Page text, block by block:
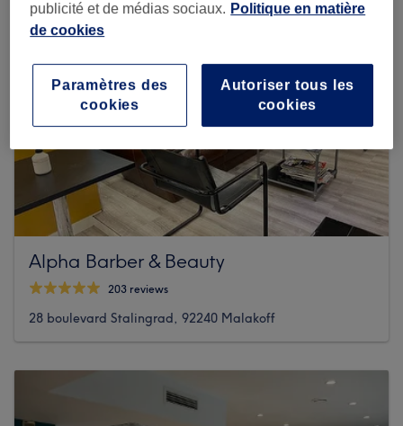
Alpha Barber & Beauty
203 reviews
28 boulevard Stalingrad, 92240 Malakoff
publicité et de médias sociaux. Politique en matière
de cookies
Autoriser tous les
cookies
Paramètres des
cookies